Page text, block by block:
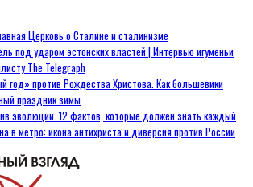
Церковь о Сталине и сталинизме
под ударом эстонских властей | Интервью игуменьи
The Telegraph
год» против Рождества Христова. Как большевики
праздник зимы
эволюции. 12 фактов, которые должен знать каждый
в метро: икона антихриста и диверсия против России